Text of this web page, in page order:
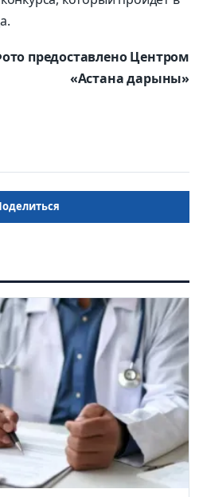
предоставлено Центром
«Астана дарыны»